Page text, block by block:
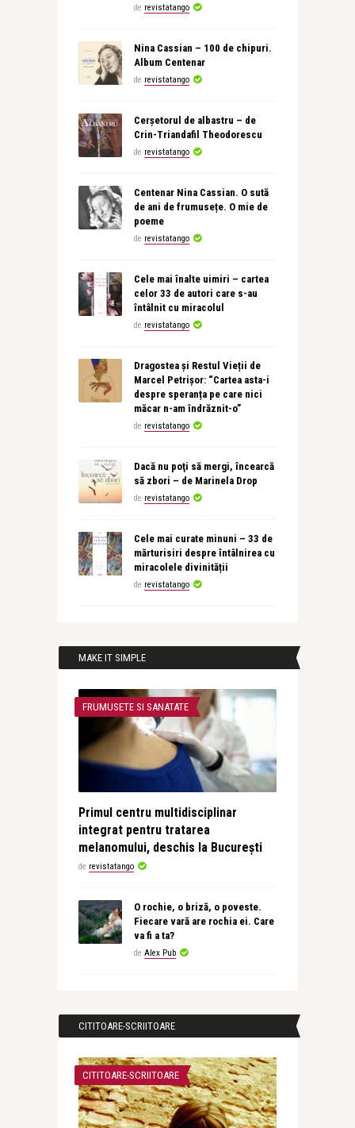
de revistatango
Nina Cassian – 100 de chipuri.
Album Centenar
de revistatango
Cerșetorul de albastru – de
Crin-Triandafil Theodorescu
de revistatango
Centenar Nina Cassian. O sută
de ani de frumusețe. O mie de
poeme
de revistatango
Cele mai înalte uimiri – cartea
celor 33 de autori care s-au
întâlnit cu miracolul
de revistatango
Dragostea și Restul Vieții de
Marcel Petrișor: “Cartea asta-i
despre speranța pe care nici
măcar n-am îndrăznit-o”
de revistatango
Dacă nu poţi să mergi, încearcă
să zbori – de Marinela Drop
de revistatango
Cele mai curate minuni – 33 de
mărturisiri despre întâlnirea cu
miracolele divinității
de revistatango
MAKE IT SIMPLE
FRUMUSETE SI SANATATE
Primul centru multidisciplinar
integrat pentru tratarea
melanomului, deschis la București
de revistatango
O rochie, o briză, o poveste.
Fiecare vară are rochia ei. Care
va fi a ta?
de Alex Pub
CITITOARE-SCRIITOARE
CITITOARE-SCRIITOARE